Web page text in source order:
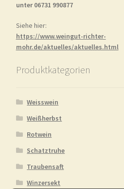
unter 06731 990877
Siehe hier:
https://www.weingut-richter-
mohr.de/aktuelles/aktuelles.html
Produktkategorien
Weisswein
Weißherbst
Rotwein
Schatztruhe
Traubensaft
Winzersekt